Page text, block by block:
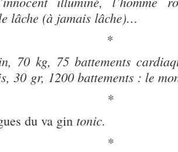
lâche (à jamais lâche)…
*
70 kg, 75 battements
30 gr, 1200 battements : le
*
du va gin tonic.
*